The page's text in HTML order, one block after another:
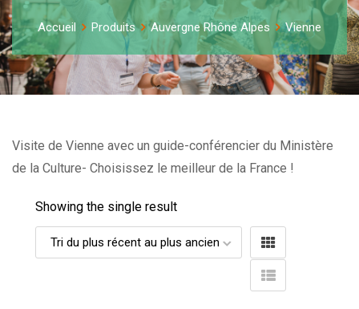
Accueil Produits Auvergne Rhône Alpes Vienne
Visite de Vienne avec un guide-conférencier du Ministère
de la Culture- Choisissez le meilleur de la France !
Showing the single result